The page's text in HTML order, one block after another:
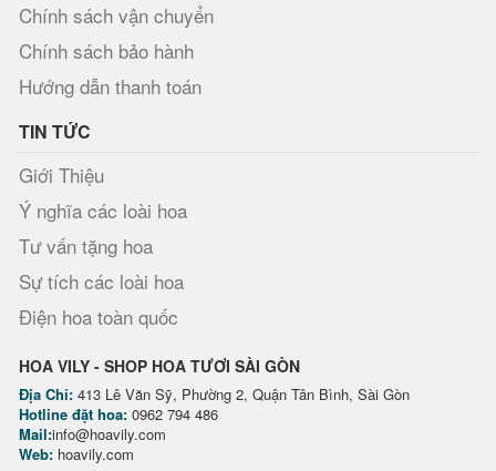
Chính sách vận chuyển
Chính sách bảo hành
Hướng dẫn thanh toán
TIN TỨC
Giới Thiệu
Ý nghĩa các loài hoa
Tư vấn tặng hoa
Sự tích các loài hoa
Điện hoa toàn quốc
HOA VILY - SHOP HOA TƯƠI SÀI GÒN
Địa Chỉ: 413 Lê Văn Sỹ, Phường 2, Quận Tân Bình, Sài Gòn
Hotline đặt hoa: 0962 794 486
Mail:info@hoavily.com
Web: hoavily.com